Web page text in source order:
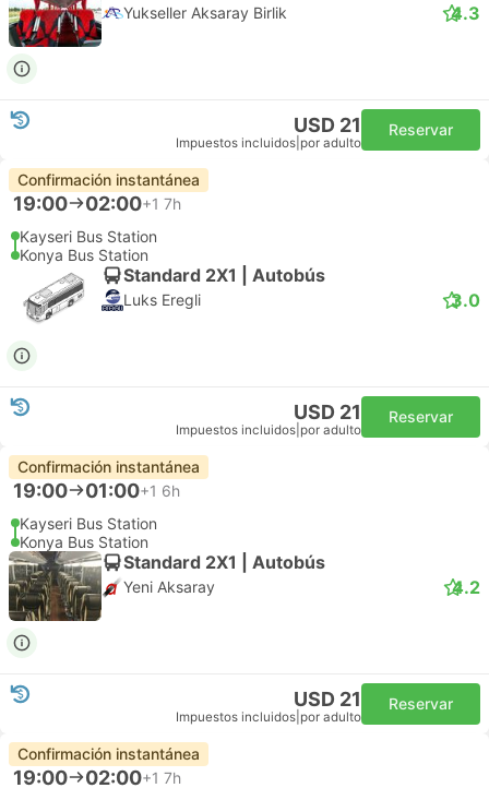
Yukseller Aksaray Birlik 4.3
USD 21
Impuestos incluidos por adulto
Reservar
Confirmación instantánea
19:00 02:00+1 7h
Kayseri Bus Station
Konya Bus Station
Standard 2X1 | Autobús
Luks Eregli 3.0
USD 21
Impuestos incluidos por adulto
Reservar
Confirmación instantánea
19:00 01:00+1 6h
Kayseri Bus Station
Konya Bus Station
Standard 2X1 | Autobús
Yeni Aksaray 4.2
USD 21
Impuestos incluidos por adulto
Reservar
Confirmación instantánea
19:00 02:00+1 7h